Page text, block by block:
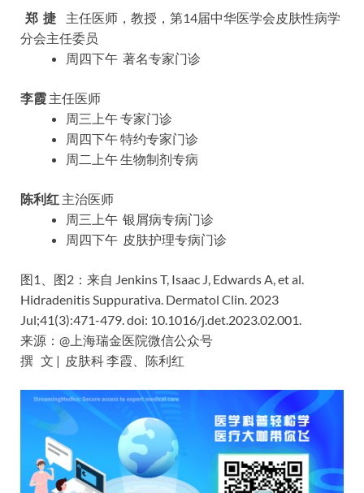
郑 捷 主任医师，教授，第14届中华医学会皮肤性病学
分会主任委员
周四下午 著名专家门诊
李霞 主任医师
周三上午 专家门诊
周四下午 特约专家门诊
周二上午 生物制剂专病
陈利红 主治医师
周三上午 银屑病专病门诊
周四下午 皮肤护理专病门诊
图1、图2：来自 Jenkins T, Isaac J, Edwards A, et al.
Hidradenitis Suppurativa. Dermatol Clin. 2023
Jul;41(3):471-479. doi: 10.1016/j.det.2023.02.001.
来源：@上海瑞金医院微信公众号
撰 文 | 皮肤科 李霞、陈利红